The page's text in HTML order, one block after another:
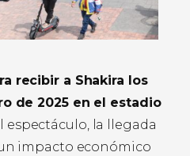
recibir a Shakira los
de 2025 en el estadio
espectáculo, la llegada
impacto económico